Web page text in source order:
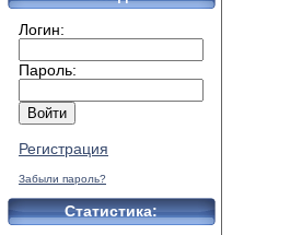
Логин:
Пароль:
Регистрация
Забыли пароль?
Статистика: